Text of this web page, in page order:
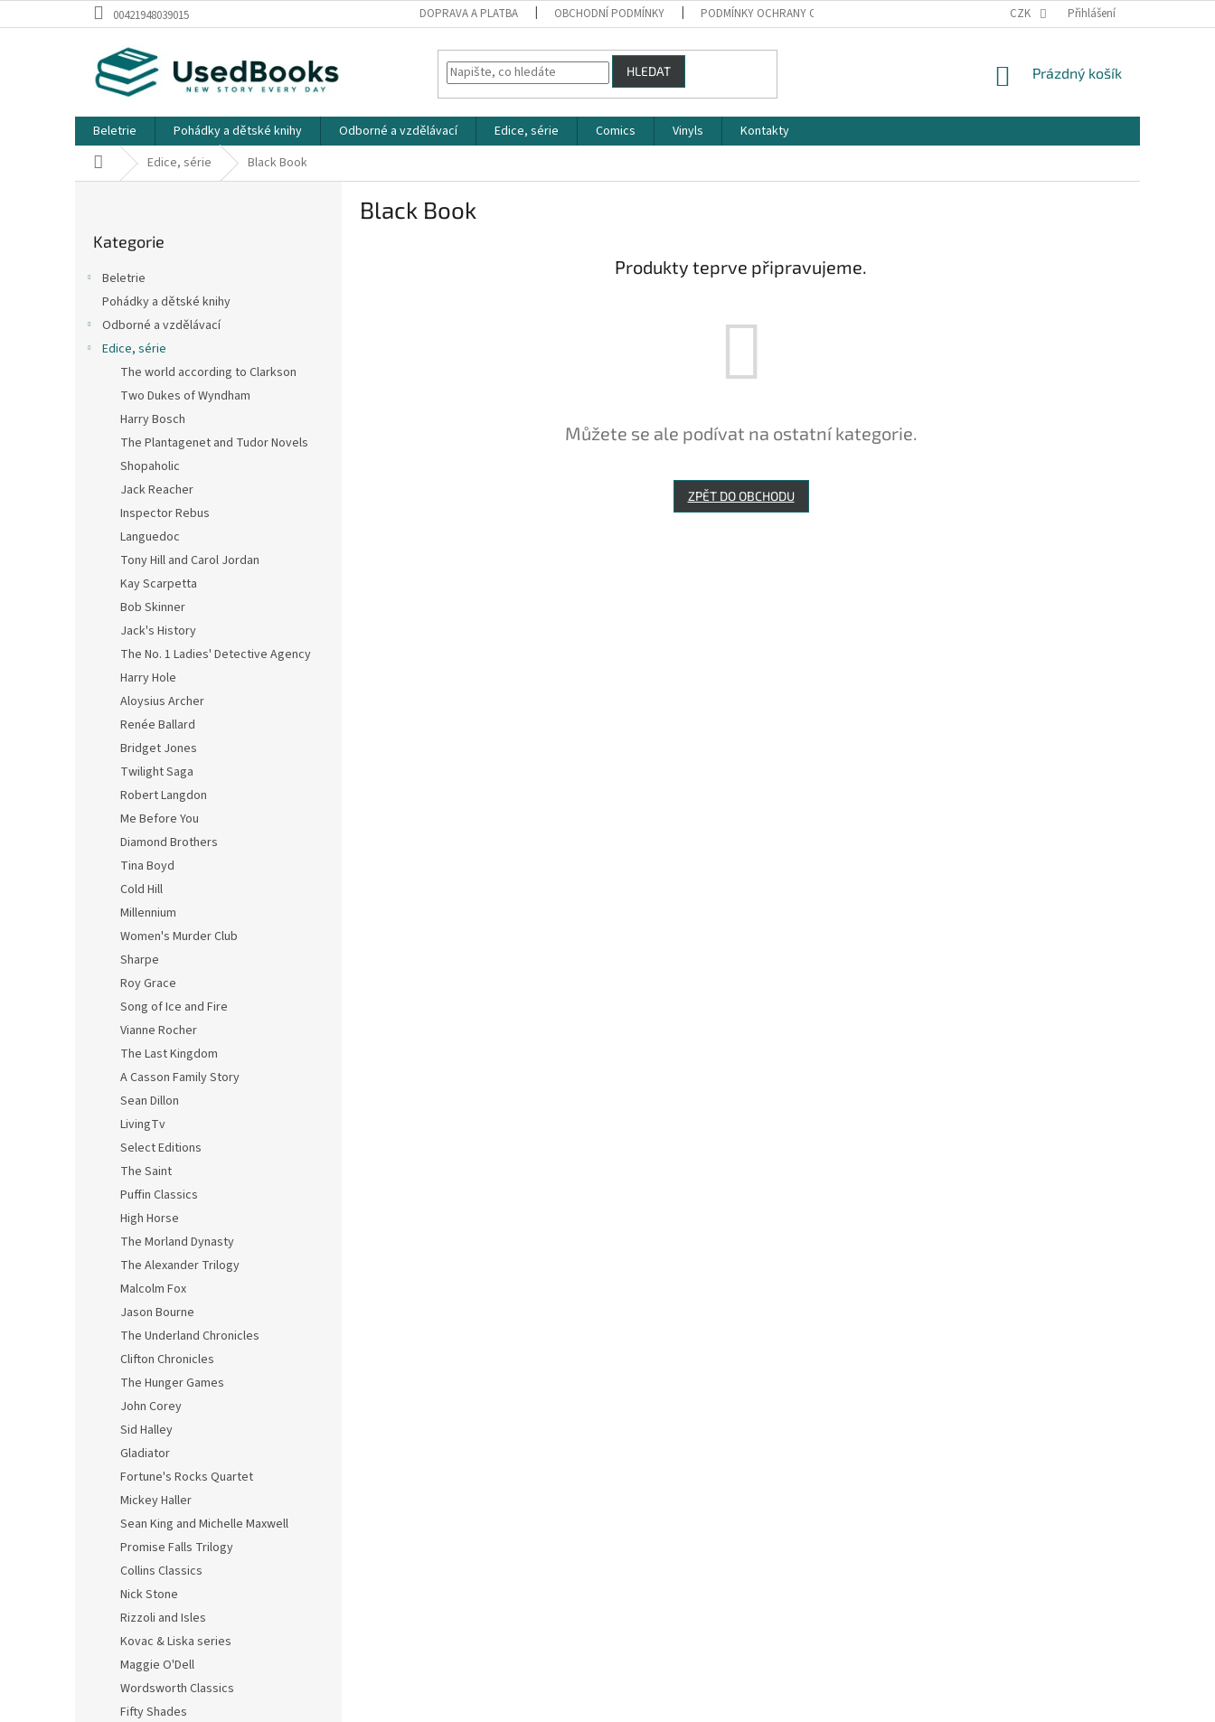
na
00421948039015 DOPRAVA A PLATBA OBCHODNÍ PODMÍNKY PODMÍNKY OCHRANY OSOBNÍCH ÚDAJŮ CZK Přihlášení
HLEDAT
NÁKUPNÍ
Prázdný košík
Beletrie Pohádky a dětské knihy Odborné a vzdělávací Edice, série Comics Vinyls
Kontakty
Domů Edice, série Black Book
kategorie
Kategorie
Beletrie
Pohádky a dětské knihy
Odborné a vzdělávací
Edice, série
The world according to Clarkson
Two Dukes of Wyndham
Harry Bosch
The Plantagenet and Tudor Novels
Shopaholic
Jack Reacher
Inspector Rebus
Languedoc
Tony Hill and Carol Jordan
Kay Scarpetta
Bob Skinner
Jack's History
The No. 1 Ladies' Detective Agency
Harry Hole
Aloysius Archer
Renée Ballard
Bridget Jones
Twilight Saga
Robert Langdon
Me Before You
Diamond Brothers
Tina Boyd
Cold Hill
Millennium
Women's Murder Club
Sharpe
Roy Grace
Song of Ice and Fire
Vianne Rocher
The Last Kingdom
A Casson Family Story
Sean Dillon
LivingTv
Select Editions
The Saint
Puffin Classics
High Horse
The Morland Dynasty
The Alexander Trilogy
Malcolm Fox
Jason Bourne
The Underland Chronicles
Clifton Chronicles
The Hunger Games
John Corey
Sid Halley
Gladiator
Fortune's Rocks Quartet
Mickey Haller
Sean King and Michelle Maxwell
Promise Falls Trilogy
Collins Classics
Nick Stone
Rizzoli and Isles
Kovac & Liska series
Maggie O'Dell
Wordsworth Classics
Fifty Shades
Black Book
Produkty teprve připravujeme.
Můžete se ale podívat na ostatní kategorie.
ZPĚT DO OBCHODU